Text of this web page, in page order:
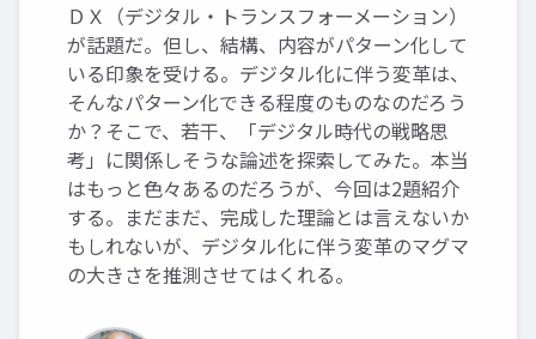
ＤＸ（デジタル・トランスフォーメーション）
が話題だ。但し、結構、内容がパターン化して
いる印象を受ける。デジタル化に伴う変革は、
そんなパターン化できる程度のものなのだろう
か？そこで、若干、「デジタル時代の戦略思
考」に関係しそうな論述を探索してみた。本当
はもっと色々あるのだろうが、今回は2題紹介
する。まだまだ、完成した理論とは言えないか
もしれないが、デジタル化に伴う変革のマグマ
の大きさを推測させてはくれる。